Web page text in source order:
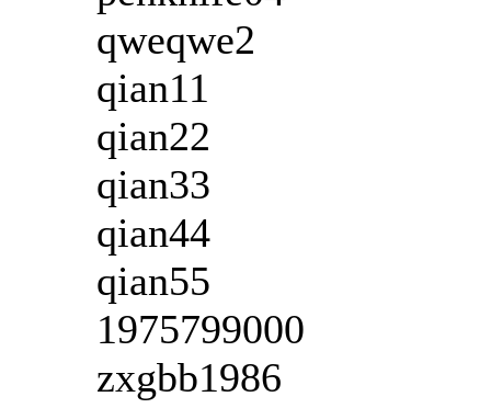
qweqwe2
qian11
qian22
qian33
qian44
qian55
1975799000
zxgbb1986